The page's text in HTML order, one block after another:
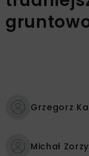
Grzegorz
Michał